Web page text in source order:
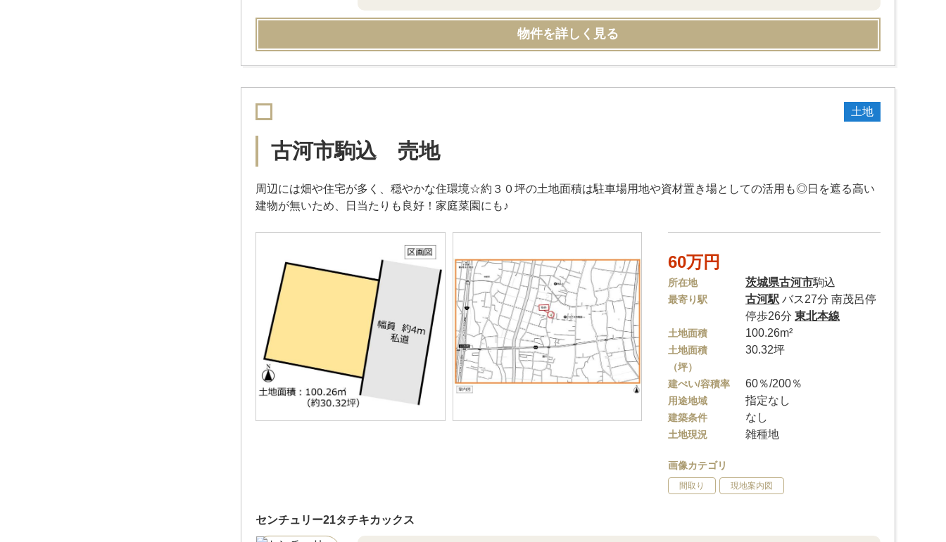
物件を詳しく見る
土地
古河市駒込 売地
周辺には畑や住宅が多く、穏やかな住環境☆約３０坪の土地面積は駐車場用地や資材置き場としての活用も◎日を遮る高い
建物が無いため、日当たりも良好！家庭菜園にも♪
60万円
所在地 茨城県古河市駒込
最寄り駅 古河駅 バス27分 南茂呂停
停歩26分東北本線
土地面積 100.26m²
土地面積
（坪）
30.32坪
建ぺい/容積率 60％/200％
用途地域 指定なし
建築条件 なし
土地現況 雑種地
画像カテゴリ
間取り 現地案内図
センチュリー21タチキカックス